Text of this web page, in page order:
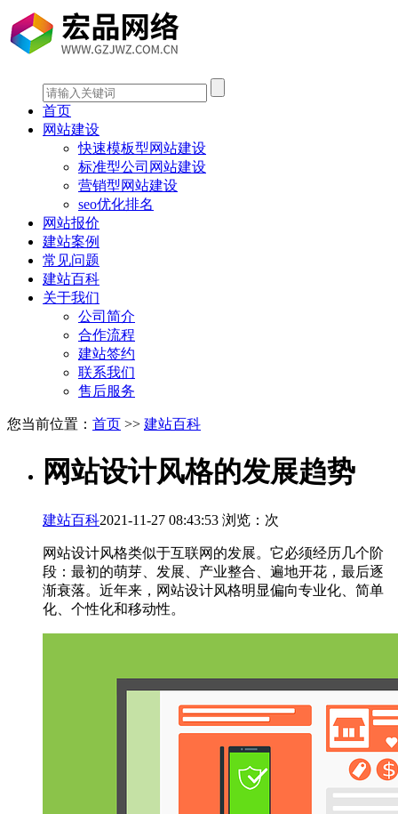
首页
网站建设
快速模板型网站建设
标准型公司网站建设
营销型网站建设
seo优化排名
网站报价
建站案例
常见问题
建站百科
关于我们
公司简介
合作流程
建站签约
联系我们
售后服务
您当前位置： 首页 >> 建站百科
网站设计风格的发展趋势
建站百科2021-11-27 08:43:53 浏览： 次
网站设计风格类似于互联网的发展。它必须经历几个阶
段：最初的萌芽、发展、产业整合、遍地开花，最后逐
渐衰落。近年来，网站设计风格明显偏向专业化、简单
化、个性化和移动性。